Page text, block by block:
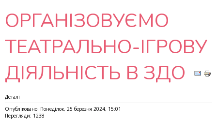
ОРГАНІЗОВУЄМО
ТЕАТРАЛЬНО-ІГРОВУ
ДІЯЛЬНІСТЬ В ЗДО
Деталі
Опубліковано: Понеділок, 25 березня 2024, 15:01
Перегляди: 1238